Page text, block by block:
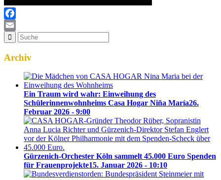
Facebook
Email
Archiv
Ein Traum wird wahr: Einweihung des
Schülerinnenwohnheims Casa Hogar Niña María26.
Februar 2026 - 9:00
Gürzenich-Orchester Köln sammelt 45.000 Euro Spenden
für Frauenprojekte15. Januar 2026 - 10:10